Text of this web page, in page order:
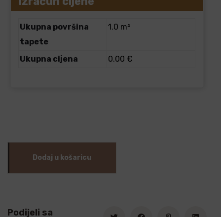
Ukupna površina
tapete
1.0 m²
Ukupna cijena 0.00 €
Dodaj u košaricu
Podijeli sa